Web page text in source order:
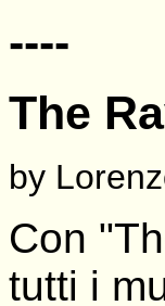
----
The
by
Con
tutti i